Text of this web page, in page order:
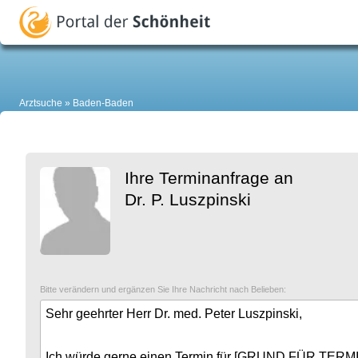
Arztsuche Baden-Baden
Ihre Terminanfrage an
Dr. P. Luszpinski
Bitte verändern und ergänzen Sie Ihre Nachricht nach Belieben: